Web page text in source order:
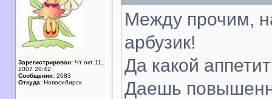
Зарегистрирован: Чт окт 11,
2007 20:42
Сообщения: 2083
Откуда: Новосибирск
Между прочим,
арбузик!
Да какой
Даешь